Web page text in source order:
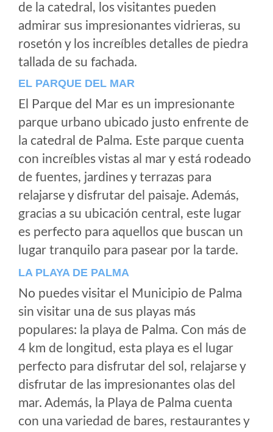
de la catedral, los visitantes pueden
admirar sus impresionantes vidrieras, su
rosetón y los increíbles detalles de piedra
tallada de su fachada.
EL PARQUE DEL MAR
El Parque del Mar es un impresionante
parque urbano ubicado justo enfrente de
la catedral de Palma. Este parque cuenta
con increíbles vistas al mar y está rodeado
de fuentes, jardines y terrazas para
relajarse y disfrutar del paisaje. Además,
gracias a su ubicación central, este lugar
es perfecto para aquellos que buscan un
lugar tranquilo para pasear por la tarde.
LA PLAYA DE PALMA
No puedes visitar el Municipio de Palma
sin visitar una de sus playas más
populares: la playa de Palma. Con más de
4 km de longitud, esta playa es el lugar
perfecto para disfrutar del sol, relajarse y
disfrutar de las impresionantes olas del
mar. Además, la Playa de Palma cuenta
con una variedad de bares, restaurantes y